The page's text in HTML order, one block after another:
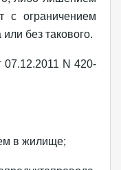
с ограничением
без такового.
07.12.2011 N 420-
в жилище;